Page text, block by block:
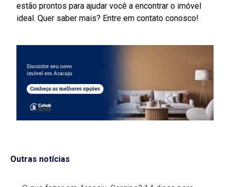
Outras notícias
estão prontos para ajudar você a encontrar o imóvel
ideal. Quer saber mais? Entre em contato conosco!